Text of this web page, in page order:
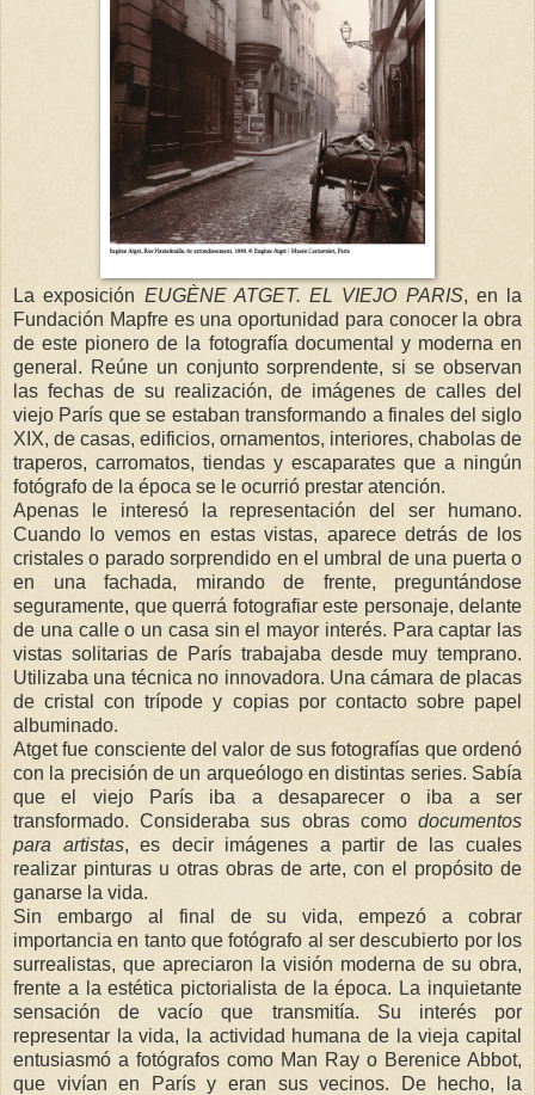
La exposición EUGÈNE ATGET. EL VIEJO PARIS, en la
Fundación Mapfre es una oportunidad para conocer la obra
de este pionero de la fotografía documental y moderna en
general. Reúne un conjunto sorprendente, si se observan
las fechas de su realización, de imágenes de calles del
viejo París que se estaban transformando a finales del siglo
XIX, de casas, edificios, ornamentos, interiores, chabolas de
traperos, carromatos, tiendas y escaparates que a ningún
fotógrafo de la época se le ocurrió prestar atención.
Apenas le interesó la representación del ser humano.
Cuando lo vemos en estas vistas, aparece detrás de los
cristales o parado sorprendido en el umbral de una puerta o
en una fachada, mirando de frente, preguntándose
seguramente, que querrá fotografiar este personaje, delante
de una calle o un casa sin el mayor interés. Para captar las
vistas solitarias de París trabajaba desde muy temprano.
Utilizaba una técnica no innovadora. Una cámara de placas
de cristal con trípode y copias por contacto sobre papel
albuminado.
Atget fue consciente del valor de sus fotografías que ordenó
con la precisión de un arqueólogo en distintas series. Sabía
que el viejo París iba a desaparecer o iba a ser
transformado. Consideraba sus obras como documentos
para artistas, es decir imágenes a partir de las cuales
realizar pinturas u otras obras de arte, con el propósito de
ganarse la vida.
Sin embargo al final de su vida, empezó a cobrar
importancia en tanto que fotógrafo al ser descubierto por los
surrealistas, que apreciaron la visión moderna de su obra,
frente a la estética pictorialista de la época. La inquietante
sensación de vacío que transmitía. Su interés por
representar la vida, la actividad humana de la vieja capital
entusiasmó a fotógrafos como Man Ray o Berenice Abbot,
que vivían en París y eran sus vecinos. De hecho, la